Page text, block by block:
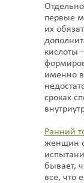
первые
их
кислоты
именно
сроках
Ранний
женщин
бывает,
все, что